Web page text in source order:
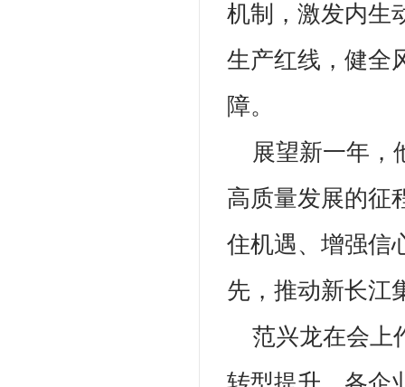
机制，激发内生
生产红线，健全
障。
展望新一年，
高质量发展的征
住机遇、增强信
先，推动新长江
范兴龙在会上